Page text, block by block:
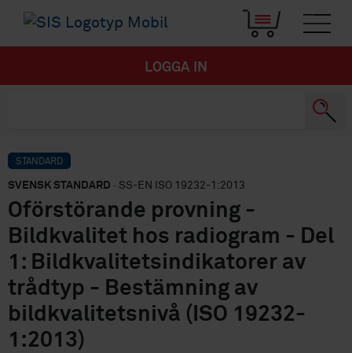
LOGGA IN
STANDARD
SVENSK STANDARD · SS-EN ISO 19232-1:2013
Oförstörande provning -
Bildkvalitet hos radiogram - Del
1: Bildkvalitetsindikatorer av
trådtyp - Bestämning av
bildkvalitetsnivå (ISO 19232-
1:2013)